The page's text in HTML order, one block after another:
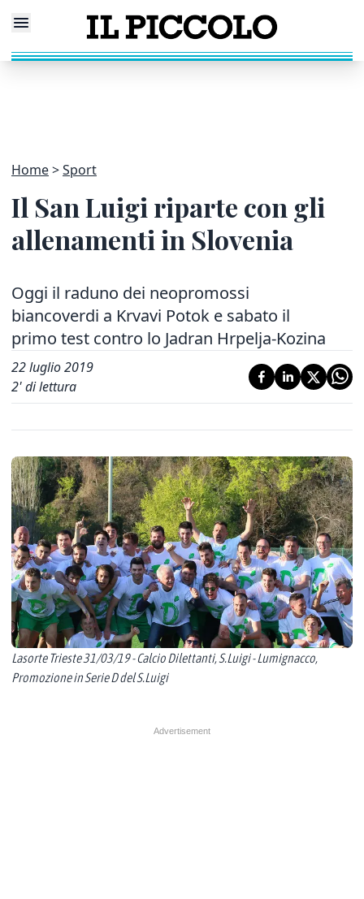
Home Sport
Il San Luigi riparte con gli
allenamenti in Slovenia
Oggi il raduno dei neopromossi
biancoverdi a Krvavi Potok e sabato il
primo test contro lo Jadran Hrpelja-Kozina
22 luglio 2019
2' di lettura
Lasorte Trieste 31/03/19 - Calcio Dilettanti, S.Luigi - Lumignacco,
Promozione in Serie D del S.Luigi